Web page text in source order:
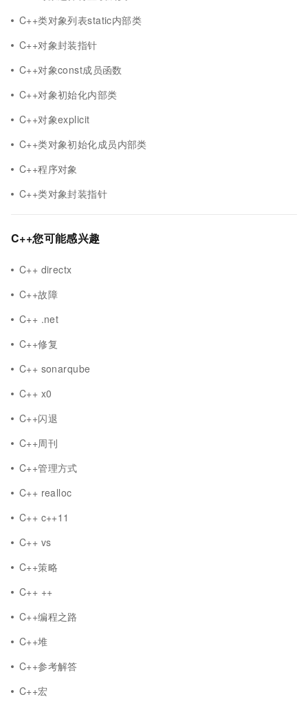
C++类对象列表static内部类
C++对象封装指针
C++对象const成员函数
C++对象初始化内部类
C++对象explicit
C++类对象初始化成员内部类
C++程序对象
C++类对象封装指针
C++您可能感兴趣
C++ directx
C++故障
C++ .net
C++修复
C++ sonarqube
C++ x0
C++闪退
C++周刊
C++管理方式
C++ realloc
C++ c++11
C++ vs
C++策略
C++ ++
C++编程之路
C++堆
C++参考解答
C++宏